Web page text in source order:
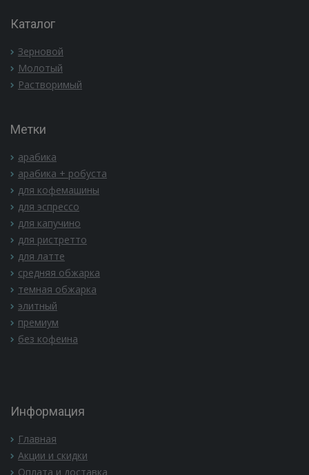
Информация
Главная
Акции и скидки
Оплата и доставка
Каталог
Зерновой
Молотый
Растворимый
Метки
арабика
арабика + робуста
для кофемашины
для эспрессо
для капучино
для ристретто
для латте
средняя обжарка
темная обжарка
элитный
премиум
без кофеина